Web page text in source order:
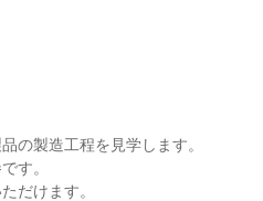
の製造工程を見学します。
す。
だけます。